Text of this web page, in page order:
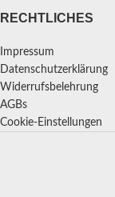
RECHTLICHES
Impressum
Datenschutzerklärung
Widerrufsbelehrung
AGBs
Cookie-Einstellungen